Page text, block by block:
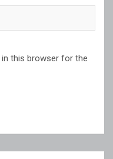
in this browser for the